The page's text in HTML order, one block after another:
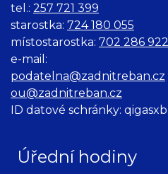
tel.: 257 721 399
starostka: 724 180 055
místostarostka: 702 286 922
e-mail:
podatelna@zadnitreban.cz
ou@zadnitreban.cz
ID datové schránky: qigasxb
Úřední hodiny